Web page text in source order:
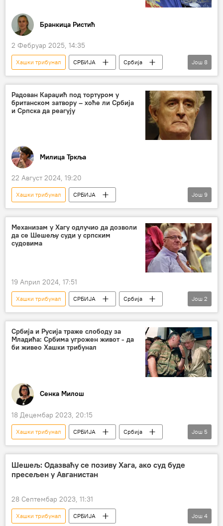
Бранкица Ристић
2 Фебруар 2025, 14:35
Хашки трибунал СРБИЈА
Србија
Србија – политика
Међународни кривични трибунал за бившу Југославију
Радован Караџић
доживотни затвор
Још 8
Радован Караџић под тортуром у
британском затвору – хоће ли Србија
и Српска да реагују
Милица Тркља
22 Август 2024, 19:20
Хашки трибунал
СРБИЈА
Србија – политика
Радован Караџић
Енглеска
Горан Петронијевић
Бранко Лукић
људска права
тужба
Још 9
Механизам у Хагу одлучио да дозволи
да се Шешељу суди у српским
судовима
19 Април 2024, 17:51
Хашки трибунал СРБИЈА
Србија
Србија – политика
Војислав Шешељ
Још 2
Србија и Русија траже слободу за
Младића: Србима угрожен живот - да
би живео Хашки трибунал
Сенка Милош
18 Децембар 2023, 20:15
Хашки трибунал СРБИЈА
Србија
Србија – друштво
Русија
УН
Ратко Младић
Дарко Младић
Још 5
Шешељ: Oдазваћу се позиву Хага, ако суд буде
пресељен у Авганистан
28 Септембар 2023, 11:31
Хашки трибунал
СРБИЈА
Још 4